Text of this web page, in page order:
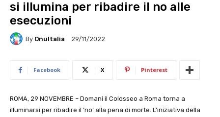
si illumina per ribadire il no alle
esecuzioni
By OnuItalia 29/11/2022
Facebook X Pinterest
ROMA, 29 NOVEMBRE – Domani il Colosseo a Roma torna a
illuminarsi per ribadire il ‘no’ alla pena di morte. L’iniziativa della